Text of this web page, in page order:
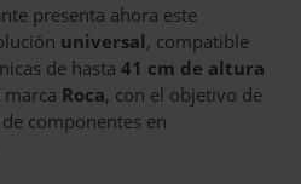
presenta ahora este
universal, compatible
de hasta 41 cm de altura
Roca, con el objetivo de
componentes en